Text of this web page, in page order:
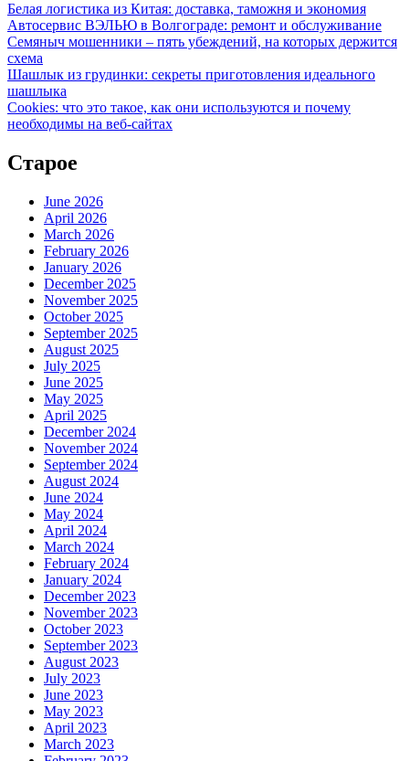
Белая логистика из Китая: доставка, таможня и экономия
Автосервис ВЭЛЬЮ в Волгограде: ремонт и обслуживание
Семяныч мошенники – пять убеждений, на которых держится
схема
Шашлык из грудинки: секреты приготовления идеального
шашлыка
Cookies: что это такое, как они используются и почему
необходимы на веб-сайтах
Старое
June 2026
April 2026
March 2026
February 2026
January 2026
December 2025
November 2025
October 2025
September 2025
August 2025
July 2025
June 2025
May 2025
April 2025
December 2024
November 2024
September 2024
August 2024
June 2024
May 2024
April 2024
March 2024
February 2024
January 2024
December 2023
November 2023
October 2023
September 2023
August 2023
July 2023
June 2023
May 2023
April 2023
March 2023